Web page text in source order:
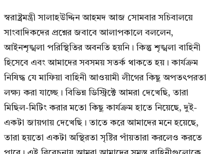
স্বরাষ্ট্রমন্ত্রী সালাহউদ্দিন আহমদ আজ সোমবার সচিবালয়ে
সাংবাদিকদের প্রশ্নের জবাবে আলাপকালে বললেন,
আইনশৃঙ্খলা পরিস্থিতির অবনতি হয়নি। কিন্তু শৃঙ্খলা বাহিনী
হিসেবে এবং আমাদের সবসময় সতর্ক থাকতে হয়। কার্যক্রম
নিষিদ্ধ যে মাফিয়া বাহিনী আওয়ামী লীগের কিছু অপতৎপরতা
লক্ষ্য করা যাচ্ছে। বিভিন্ন ডিস্ট্রিক্টে আমরা দেখেছি, তারা
মিছিল-মিটিং করার মতো কিছু কার্যক্রম হাতে নিয়েছে, দুই-
একটা জায়গায় দেখেছি। তাতে করে আমাদের মনে হয়েছে,
তারা হয়তো একটা অস্থিরতা সৃষ্টির পাঁয়তারা করলেও করতে